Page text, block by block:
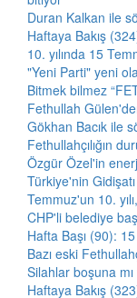
Duran Kalkan ile
Haftaya Bakış
10. yılında 15
"Yeni Parti" yeni
Bitmek bilmez
Fethullah
Gökhan Bacık ile
Fethullahçılığın
Özgür Özel'in
Türkiye'nin
Temmuz'un 10.
CHP'li belediye
Hafta Başı (90):
Bazı eski
Silahlar boşuna mı
Haftaya Bakış